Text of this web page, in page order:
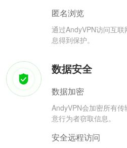
匿名浏览
通过AndyVPN访问互
息得到保护。
数据安全
数据加密
AndyVPN会加密所有
意行为者窃取信息。
安全远程访问